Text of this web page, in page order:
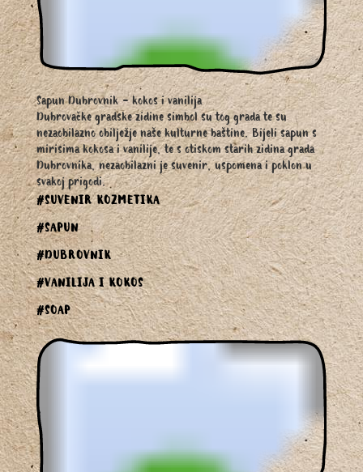
Sapun Dubrovnik - kokos i vanilija
Dubrovačke gradske zidine simbol su tog grada te su
nezaobilazno obilježje naše kulturne baštine. Bijeli sapun s
mirisima kokosa i vanilije, te s otiskom starih zidina grada
Dubrovnika, nezaobilazni je suvenir, uspomena i poklon u
svakoj prigodi.
#SUVENIR KOZMETIKA
#SAPUN
#DUBROVNIK
#VANILIJA I KOKOS
#SOAP